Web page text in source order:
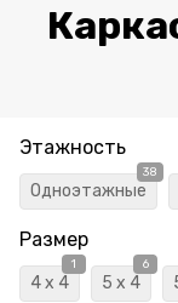
Этажность
Одноэтажные
38
Размер
4 x 4
1
5 x 4
6